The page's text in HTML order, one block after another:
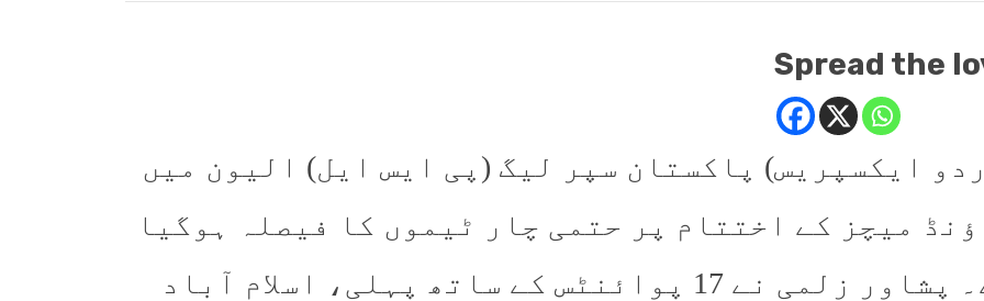
Spread the
ایکسپریس) پاکستان سپر لیگ (پی ایس ایل) الیون میں
میچز کے اختتام پر حتمی چار ٹیموں کا فیصلہ ہوگیا
ہے۔ پشاور زلمی نے 17 پوائنٹس کے ساتھ پہلی، اسلام آباد